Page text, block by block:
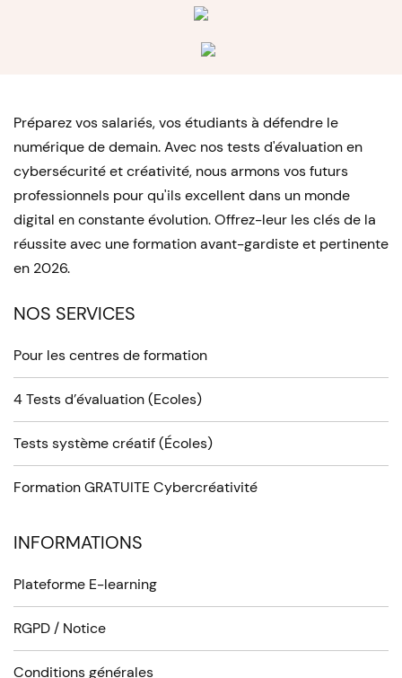
Préparez vos salariés, vos étudiants à défendre le
numérique de demain. Avec nos tests d'évaluation en
cybersécurité et créativité, nous armons vos futurs
professionnels pour qu'ils excellent dans un monde
digital en constante évolution. Offrez-leur les clés de la
réussite avec une formation avant-gardiste et pertinente
en 2026.
NOS SERVICES
Pour les centres de formation
4 Tests d’évaluation (Ecoles)
Tests système créatif (Écoles)
Formation GRATUITE Cybercréativité
INFORMATIONS
Plateforme E-learning
RGPD / Notice
Conditions générales